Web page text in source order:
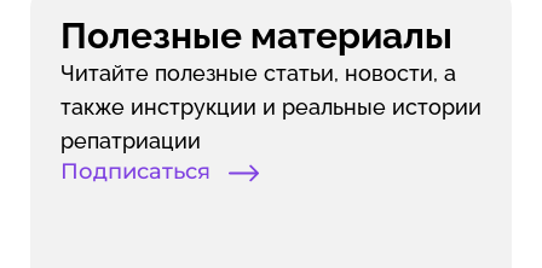
Полезные материалы
Читайте полезные статьи, новости, а
также инструкции и реальные истории
репатриации
Подписаться